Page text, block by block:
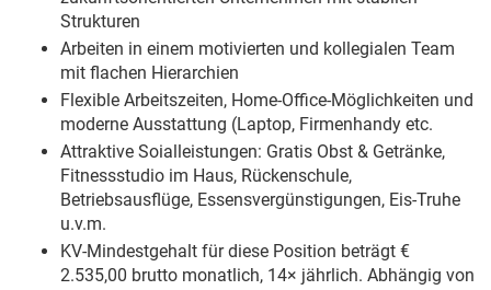
Strukturen
Arbeiten in einem motivierten und kollegialen Team
mit flachen Hierarchien
Flexible Arbeitszeiten, Home-Office-Möglichkeiten und
moderne Ausstattung (Laptop, Firmenhandy etc.
Attraktive Soialleistungen: Gratis Obst & Getränke,
Fitnessstudio im Haus, Rückenschule,
Betriebsausflüge, Essensvergünstigungen, Eis-Truhe
u.v.m.
KV-Mindestgehalt für diese Position beträgt €
2.535,00 brutto monatlich, 14× jährlich. Abhängig von